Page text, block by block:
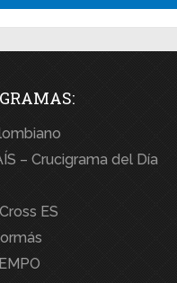
– Crucigrama del Día
ES